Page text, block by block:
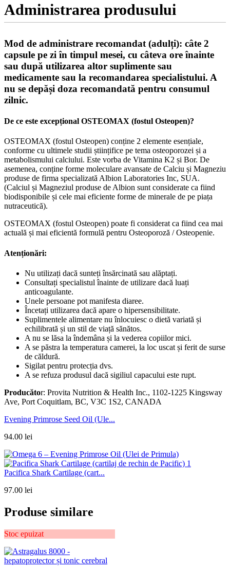
Administrarea produsului
Mod de administrare recomandat (adulți): câte 2
capsule pe zi în timpul mesei, cu câteva ore înainte
sau după utilizarea altor suplimente sau
medicamente sau la recomandarea specialistului. A
nu se depăși doza recomandată pentru consumul
zilnic.
De ce este excepțional OSTEOMAX (fostul Osteopen)?
OSTEOMAX (fostul Osteopen) conține 2 elemente esențiale,
conforme cu ultimele studii științifice pe tema osteoporozei și a
metabolismului calciului. Este vorba de Vitamina K2 și Bor. De
asemenea, conține forme moleculare avansate de Calciu și Magneziu
produse de firma specializată Albion Laboratories Inc, SUA.
(Calciul și Magneziul produse de Albion sunt considerate ca fiind
biodisponibile și cele mai eficiente forme de minerale de pe piața
nutraceutică).
OSTEOMAX (fostul Osteopen) poate fi considerat ca fiind cea mai
actuală și mai eficientă formulă pentru Osteoporoză / Osteopenie.
Atenționări:
Nu utilizați dacă sunteți însărcinată sau alăptați.
Consultați specialistul înainte de utilizare dacă luați
anticoagulante.
Unele persoane pot manifesta diaree.
Încetați utilizarea dacă apare o hipersensibilitate.
Suplimentele alimentare nu înlocuiesc o dietă variată și
echilibrată și un stil de viață sănătos.
A nu se lăsa la îndemâna și la vederea copiilor mici.
A se păstra la temperatura camerei, la loc uscat și ferit de surse
de căldură.
Sigilat pentru protecția dvs.
A se refuza produsul dacă sigiliul capacului este rupt.
Producător: Provita Nutrition & Health Inc., 1102-1225 Kingsway
Ave, Port Coquitlam, BC, V3C 1S2, CANADA
Evening Primrose Seed Oil (Ule...
94.00 lei
Pacifica Shark Cartilage (cart...
97.00 lei
Produse similare
Stoc epuizat